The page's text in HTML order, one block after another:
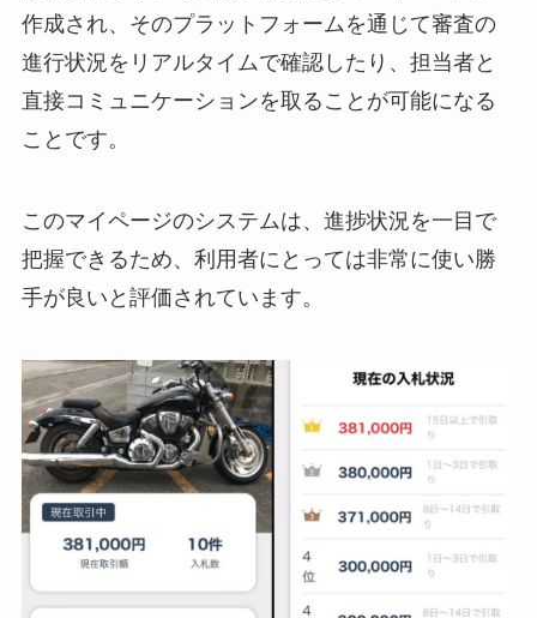
作成され、そのプラットフォームを通じて審査の
進行状況をリアルタイムで確認したり、担当者と
直接コミュニケーションを取ることが可能になる
ことです。
このマイページのシステムは、進捗状況を一目で
把握できるため、利用者にとっては非常に使い勝
手が良いと評価されています。